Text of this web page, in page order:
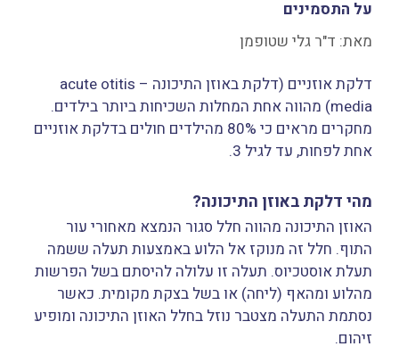
על התסמינים
מאת: ד"ר גלי שטופמן
דלקת אוזניים (דלקת באוזן התיכונה – acute otitis
media) מהווה אחת המחלות השכיחות ביותר בילדים.
מחקרים מראים כי 80% מהילדים חולים בדלקת אוזניים
אחת לפחות, עד לגיל 3.
מהי דלקת באוזן התיכונה?
האוזן התיכונה מהווה חלל סגור הנמצא מאחורי עור
התוף. חלל זה מנוקז אל הלוע באמצעות תעלה ששמה
תעלת אוסטכיוס. תעלה זו עלולה להיסתם בשל הפרשות
מהלוע ומהאף (ליחה) או בשל בצקת מקומית. כאשר
נסתמת התעלה מצטבר נוזל בחלל האוזן התיכונה ומופיע
זיהום.